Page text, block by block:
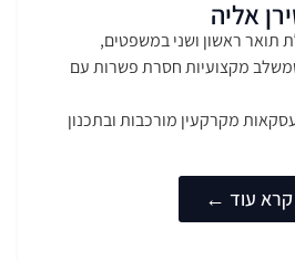
אליה
תואר ראשון ושני במשפטים,
מקצועיות חסרת פשרות עם
מקרקעין מורכבות ובתכנון
קרא עוד ←